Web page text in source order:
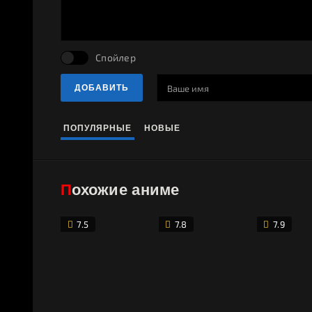
Спойлер
ДОБАВИТЬ
ПОПУЛЯРНЫЕ НОВЫЕ
Похожие аниме
7.5 7.8 7.9